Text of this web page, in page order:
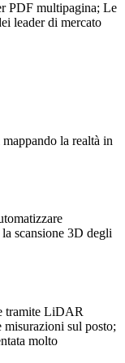
PDF multipagina; Le
leader di mercato
la realtà in
scansione 3D degli
tramite LiDAR
sul posto;
molto